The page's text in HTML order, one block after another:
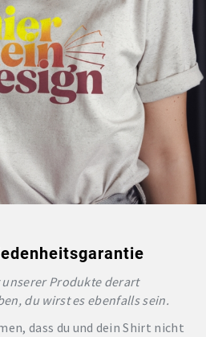
Produkte derart
du wirst es ebenfalls sein.
dass du und dein Shirt nicht